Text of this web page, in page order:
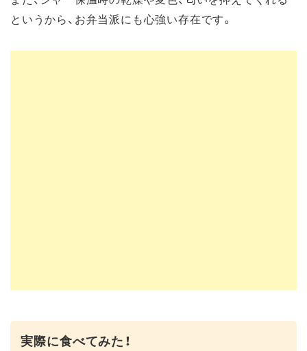
というから、お弁当派にも心強い存在です。
実際に食べてみた！